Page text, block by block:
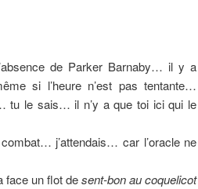
de Parker Barnaby… il y a
si l’heure n’est pas tentante…
tu le sais… il n’y a que toi ici qui le
j’attendais… car l’oracle ne
face un flot desent-bon au coquelicot